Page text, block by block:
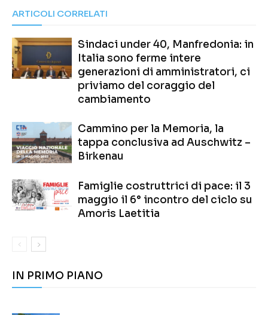
ARTICOLI CORRELATI
Sindaci under 40, Manfredonia: in
Italia sono ferme intere
generazioni di amministratori, ci
priviamo del coraggio del
cambiamento
Cammino per la Memoria, la
tappa conclusiva ad Auschwitz –
Birkenau
Famiglie costruttrici di pace: il 3
maggio il 6° incontro del ciclo su
Amoris Laetitia
IN PRIMO PIANO